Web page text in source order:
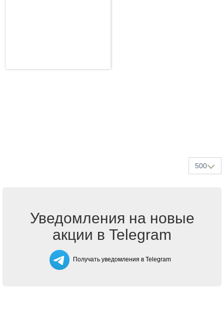
500
Уведомления на новые
акции в Telegram
Получать уведомления в Telegram